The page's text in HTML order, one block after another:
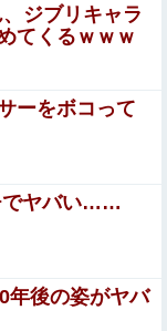
の娘には出さな
が家に侵入して
！
言ってきた
んいるという事
○ぱいボロンｗ
代代表資格を剥
ジブリキャラ
てくるｗｗｗ
ーをボコって
でヤバい……
年後の姿がヤバ